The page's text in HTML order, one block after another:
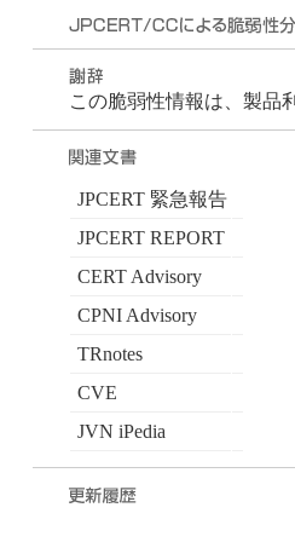
この脆弱性情報は、製品
JPCERT 緊急報告
JPCERT REPORT
CERT Advisory
CPNI Advisory
TRnotes
CVE
JVN iPedia